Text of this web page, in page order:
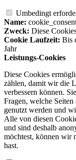
Umbedingt
Name:
Zweck: Diese
Cookie Laufzeit: Bis
Jahr
Leistungs-Cookies
Diese Cookies
zählen, damit wir die
verbessern können.
Fragen, welche
genutzt werden und
Alle von diesen
und sind deshalb
möchtest, können wir
hast.